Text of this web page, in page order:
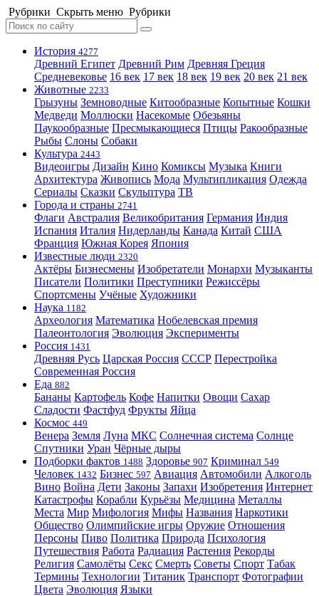
Рубрики Скрыть меню Рубрики
История 4277
Древний Египет Древний Рим Древняя Греция
Средневековье 16 век 17 век 18 век 19 век 20 век 21 век
Животные 2233
Грызуны Земноводные Китообразные Копытные Кошки
Медведи Моллюски Насекомые Обезьяны
Паукообразные Пресмыкающиеся Птицы Ракообразные
Рыбы Слоны Собаки
Культура 2443
Видеоигры Дизайн Кино Комиксы Музыка Книги
Архитектура Живопись Мода Мультипликация Одежда
Сериалы Сказки Скульптура ТВ
Города и страны 2741
Флаги Австралия Великобритания Германия Индия
Испания Италия Нидерланды Канада Китай США
Франция Южная Корея Япония
Известные люди 2320
Актёры Бизнесмены Изобретатели Монархи Музыканты
Писатели Политики Преступники Режиссёры
Спортсмены Учёные Художники
Наука 1182
Археология Математика Нобелевская премия
Палеонтология Эволюция Эксперименты
Россия 1431
Древняя Русь Царская Россия СССР Перестройка
Современная Россия
Еда 882
Бананы Картофель Кофе Напитки Овощи Сахар
Сладости Фастфуд Фрукты Яйца
Космос 449
Венера Земля Луна МКС Солнечная система Солнце
Спутники Уран Чёрные дыры
Подборки фактов 1488 Здоровье 907 Криминал 549
Человек 1432 Бизнес 597 Авиация Автомобили Алкоголь
Вино Война Дети Законы Запахи Изобретения Интернет
Катастрофы Корабли Курьёзы Медицина Металлы
Места Мир Мифология Мифы Названия Наркотики
Общество Олимпийские игры Оружие Отношения
Персоны Пиво Политика Природа Психология
Путешествия Работа Радиация Растения Рекорды
Религия Самолёты Секс Смерть Советы Спорт Табак
Термины Технологии Титаник Транспорт Фотографии
Цвета Эволюция Языки